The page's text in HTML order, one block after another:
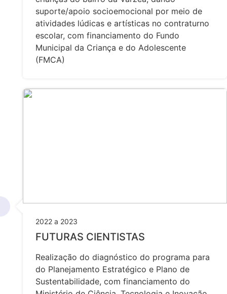
suporte/apoio socioemocional por meio de
atividades lúdicas e artísticas no contraturno
escolar, com financiamento do Fundo
Municipal da Criança e do Adolescente
(FMCA)
2022 a 2023
FUTURAS CIENTISTAS
Realização do diagnóstico do programa para
do Planejamento Estratégico e Plano de
Sustentabilidade, com financiamento do